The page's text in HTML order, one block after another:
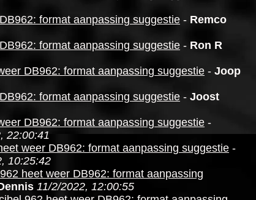
format aanpassing suggestie - Remco
format aanpassing suggestie - Ron R
DB962: format aanpassing suggestie - Joop
format aanpassing suggestie - Joost
DB962: format aanpassing suggestie -
22:00:41
weer DB962: format aanpassing suggestie -
10:25:42
heet weer DB962: format aanpassing
11/2/2022, 12:00:55